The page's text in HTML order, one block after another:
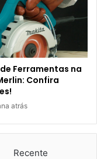
Ferramentas na
Confira
atrás
Recente